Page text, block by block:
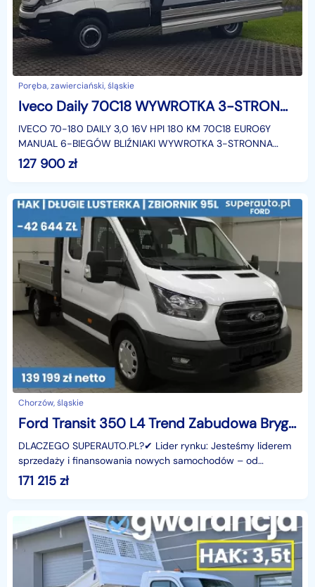
Poręba, zawierciański, śląskie
Iveco Daily 70C18 WYWROTKA 3-STRONNA KIPER 3,60x2,20 BLIŹNIAKI 7TON KLIMA HAK
IVECO 70-180 DAILY 3,0 16V HPI 180 KM 70C18 EURO6Y
MANUAL 6-BIEGÓW BLIŹNIAKI WYWROTKA 3-STRONNA
KIPER 3,60x2,20 KLIMATYZACJA DOPUSZCZALNA MASA
CAŁKOWITA DMC: 70
127 900zł
Chorzów, śląskie
Ford Transit 350 L4 Trend Zabudowa Brygadowa + Wywrotka RWD 350 L4 Trend Zabudowa
DLACZEGO SUPERAUTO.PL?✔ Lider rynku: Jesteśmy liderem
sprzedaży i finansowania nowych samochodów – od
osobowych, przez dostawcze, po segment premium.✔
171 215 zł